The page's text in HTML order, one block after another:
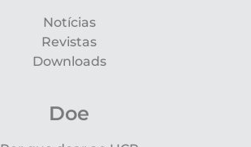
Notícias
Revistas
Downloads
Doe